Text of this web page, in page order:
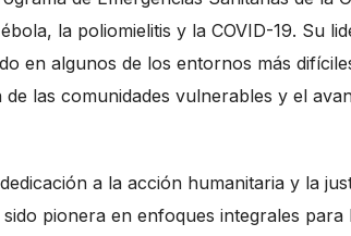
la poliomielitis y la COVID-19. Su
en algunos de los entornos más
las comunidades vulnerables y el
a la acción humanitaria y la
pionera en enfoques integrales